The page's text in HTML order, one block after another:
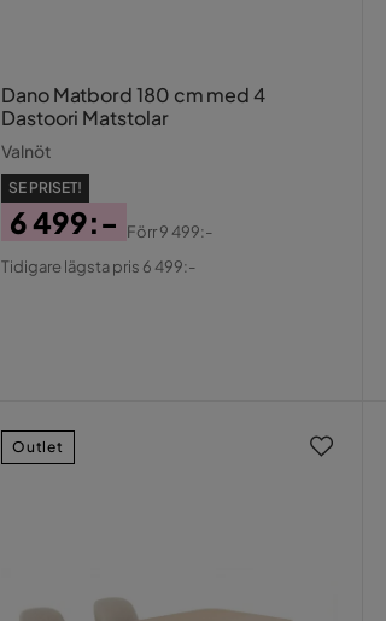
Dano Matbord 180 cm med 4
Dastoori Matstolar
Valnöt
SE PRISET!
Pris
6 499:-
Original
Förr9 499:-
Tidigare lägsta pris 6 499:-
Outlet